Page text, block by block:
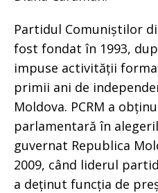
Partidul Comuniștilor
fost fondat în 1993,
impuse activității
primii ani de
Moldova. PCRM a
parlamentară în
guvernat Republica
2009, când liderul
a deținut funcția de